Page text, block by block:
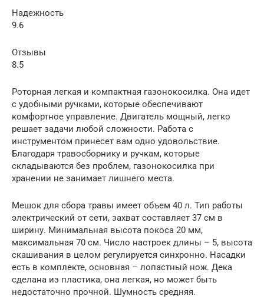
Надежность
9.6
Отзывы
8.5
Роторная легкая и компактная газонокосилка. Она идет
с удобными ручками, которые обеспечивают
комфортное управление. Двигатель мощный, легко
решает задачи любой сложности. Работа с
инструментом принесет вам одно удовольствие.
Благодаря травосборнику и ручкам, которые
складываются без проблем, газонокосилка при
хранении не занимает лишнего места.
Мешок для сбора травы имеет объем 40 л. Тип работы
электрический от сети, захват составляет 37 см в
ширину. Минимальная высота покоса 20 мм,
максимальная 70 см. Число настроек длины – 5, высота
скашивания в целом регулируется синхронно. Насадки
есть в комплекте, основная – лопастный нож. Дека
сделана из пластика, она легкая, но может быть
недостаточно прочной. Шумность средняя.